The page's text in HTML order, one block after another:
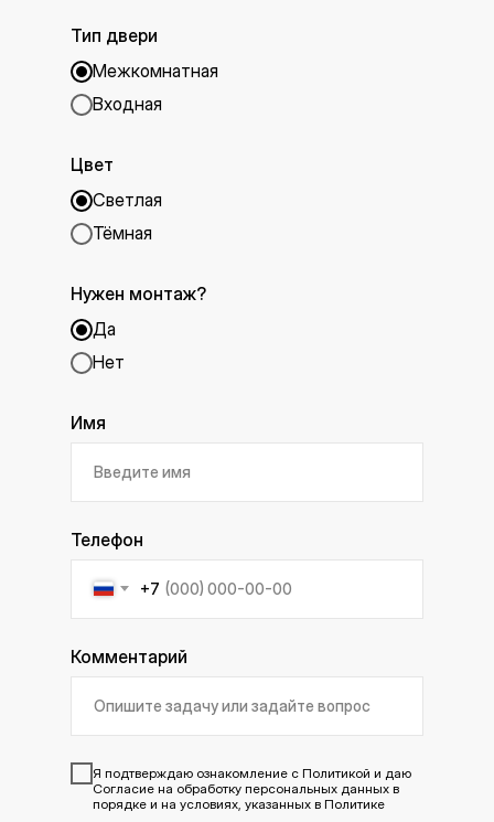
Тип двери
Межкомнатная
Входная
Цвет
Светлая
Тёмная
Нужен монтаж?
Да
Нет
Имя
Телефон
+7
Комментарий
Я подтверждаю ознакомление с Политикой и даю
Согласие на обработку персональных данных в
порядке и на условиях, указанных в Политике